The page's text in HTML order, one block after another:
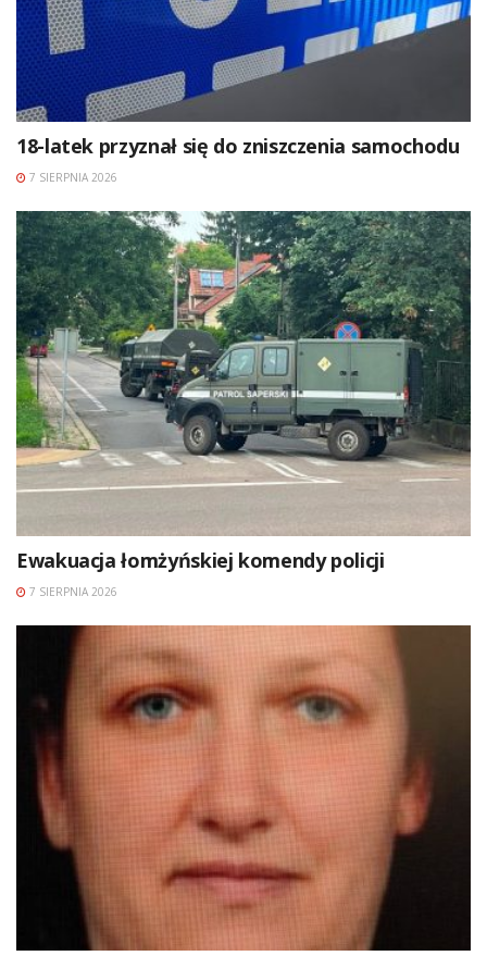
18-latek przyznał się do zniszczenia samochodu
7 SIERPNIA 2026
Ewakuacja łomżyńskiej komendy policji
7 SIERPNIA 2026